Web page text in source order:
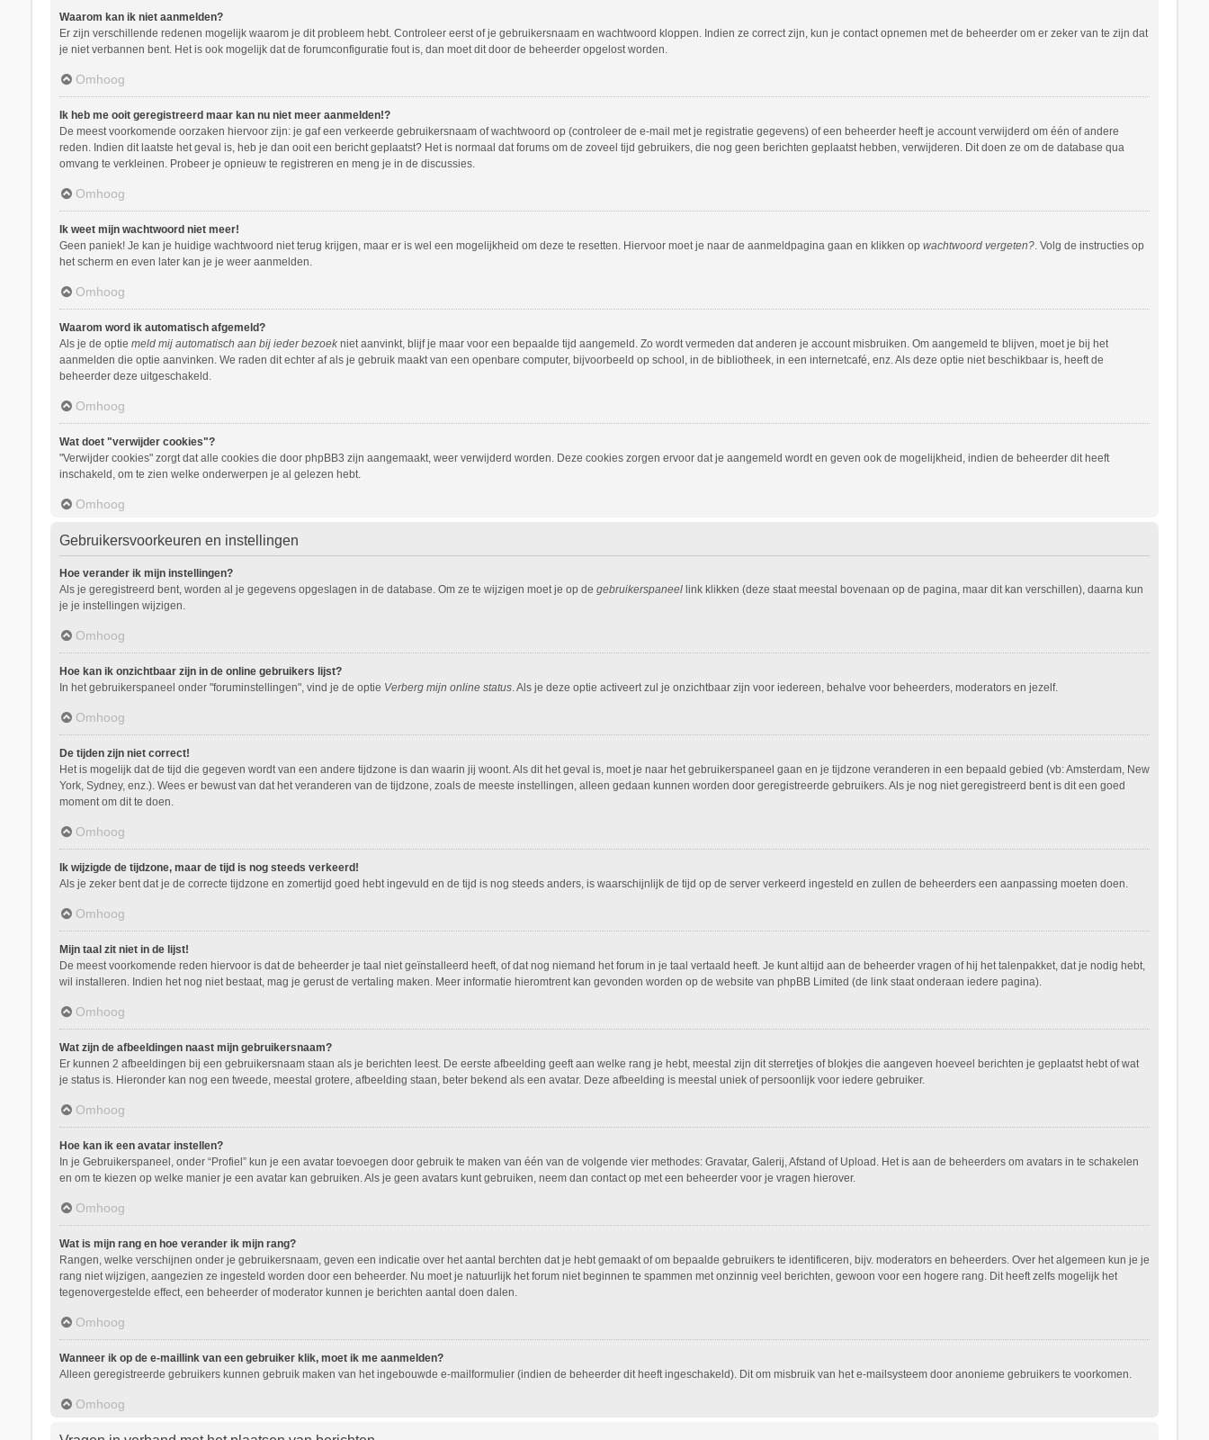
Waarom kan ik niet aanmelden?
Er zijn verschillende redenen mogelijk waarom je dit probleem hebt. Controleer eerst of je gebruikersnaam en wachtwoord kloppen. Indien ze correct zijn, kun je contact opnemen met de beheerder om er zeker van te zijn dat
je niet verbannen bent. Het is ook mogelijk dat de forumconfiguratie fout is, dan moet dit door de beheerder opgelost worden.
Omhoog
Ik heb me ooit geregistreerd maar kan nu niet meer aanmelden!?
De meest voorkomende oorzaken hiervoor zijn: je gaf een verkeerde gebruikersnaam of wachtwoord op (controleer de e-mail met je registratie gegevens) of een beheerder heeft je account verwijderd om één of andere
reden. Indien dit laatste het geval is, heb je dan ooit een bericht geplaatst? Het is normaal dat forums om de zoveel tijd gebruikers, die nog geen berichten geplaatst hebben, verwijderen. Dit doen ze om de database qua
omvang te verkleinen. Probeer je opnieuw te registreren en meng je in de discussies.
Omhoog
Ik weet mijn wachtwoord niet meer!
Geen paniek! Je kan je huidige wachtwoord niet terug krijgen, maar er is wel een mogelijkheid om deze te resetten. Hiervoor moet je naar de aanmeldpagina gaan en klikken op wachtwoord vergeten?. Volg de instructies op
het scherm en even later kan je je weer aanmelden.
Omhoog
Waarom word ik automatisch afgemeld?
Als je de optie meld mij automatisch aan bij ieder bezoekniet aanvinkt, blijf je maar voor een bepaalde tijd aangemeld. Zo wordt vermeden dat anderen je account misbruiken. Om aangemeld te blijven, moet je bij het
aanmelden die optie aanvinken. We raden dit echter af als je gebruik maakt van een openbare computer, bijvoorbeeld op school, in de bibliotheek, in een internetcafé, enz. Als deze optie niet beschikbaar is, heeft de
beheerder deze uitgeschakeld.
Omhoog
Wat doet "verwijder cookies"?
"Verwijder cookies" zorgt dat alle cookies die door phpBB3 zijn aangemaakt, weer verwijderd worden. Deze cookies zorgen ervoor dat je aangemeld wordt en geven ook de mogelijkheid, indien de beheerder dit heeft
inschakeld, om te zien welke onderwerpen je al gelezen hebt.
Omhoog
Gebruikersvoorkeuren en instellingen
Hoe verander ik mijn instellingen?
Als je geregistreerd bent, worden al je gegevens opgeslagen in de database. Om ze te wijzigen moet je op de gebruikerspaneellink klikken (deze staat meestal bovenaan op de pagina, maar dit kan verschillen), daarna kun
je je instellingen wijzigen.
Omhoog
Hoe kan ik onzichtbaar zijn in de online gebruikers lijst?
In het gebruikerspaneel onder "foruminstellingen", vind je de optie Verberg mijn online status. Als je deze optie activeert zul je onzichtbaar zijn voor iedereen, behalve voor beheerders, moderators en jezelf.
Omhoog
De tijden zijn niet correct!
Het is mogelijk dat de tijd die gegeven wordt van een andere tijdzone is dan waarin jij woont. Als dit het geval is, moet je naar het gebruikerspaneel gaan en je tijdzone veranderen in een bepaald gebied (vb: Amsterdam, New
York, Sydney, enz.). Wees er bewust van dat het veranderen van de tijdzone, zoals de meeste instellingen, alleen gedaan kunnen worden door geregistreerde gebruikers. Als je nog niet geregistreerd bent is dit een goed
moment om dit te doen.
Omhoog
Ik wijzigde de tijdzone, maar de tijd is nog steeds verkeerd!
Als je zeker bent dat je de correcte tijdzone en zomertijd goed hebt ingevuld en de tijd is nog steeds anders, is waarschijnlijk de tijd op de server verkeerd ingesteld en zullen de beheerders een aanpassing moeten doen.
Omhoog
Mijn taal zit niet in de lijst!
De meest voorkomende reden hiervoor is dat de beheerder je taal niet geïnstalleerd heeft, of dat nog niemand het forum in je taal vertaald heeft. Je kunt altijd aan de beheerder vragen of hij het talenpakket, dat je nodig hebt,
wil installeren. Indien het nog niet bestaat, mag je gerust de vertaling maken. Meer informatie hieromtrent kan gevonden worden op de website van phpBB Limited (de link staat onderaan iedere pagina).
Omhoog
Wat zijn de afbeeldingen naast mijn gebruikersnaam?
Er kunnen 2 afbeeldingen bij een gebruikersnaam staan als je berichten leest. De eerste afbeelding geeft aan welke rang je hebt, meestal zijn dit sterretjes of blokjes die aangeven hoeveel berichten je geplaatst hebt of wat
je status is. Hieronder kan nog een tweede, meestal grotere, afbeelding staan, beter bekend als een avatar. Deze afbeelding is meestal uniek of persoonlijk voor iedere gebruiker.
Omhoog
Hoe kan ik een avatar instellen?
In je Gebruikerspaneel, onder “Profiel” kun je een avatar toevoegen door gebruik te maken van één van de volgende vier methodes: Gravatar, Galerij, Afstand of Upload. Het is aan de beheerders om avatars in te schakelen
en om te kiezen op welke manier je een avatar kan gebruiken. Als je geen avatars kunt gebruiken, neem dan contact op met een beheerder voor je vragen hierover.
Omhoog
Wat is mijn rang en hoe verander ik mijn rang?
Rangen, welke verschijnen onder je gebruikersnaam, geven een indicatie over het aantal berchten dat je hebt gemaakt of om bepaalde gebruikers te identificeren, bijv. moderators en beheerders. Over het algemeen kun je je
rang niet wijzigen, aangezien ze ingesteld worden door een beheerder. Nu moet je natuurlijk het forum niet beginnen te spammen met onzinnig veel berichten, gewoon voor een hogere rang. Dit heeft zelfs mogelijk het
tegenovergestelde effect, een beheerder of moderator kunnen je berichten aantal doen dalen.
Omhoog
Wanneer ik op de e-maillink van een gebruiker klik, moet ik me aanmelden?
Alleen geregistreerde gebruikers kunnen gebruik maken van het ingebouwde e-mailformulier (indien de beheerder dit heeft ingeschakeld). Dit om misbruik van het e-mailsysteem door anonieme gebruikers te voorkomen.
Omhoog